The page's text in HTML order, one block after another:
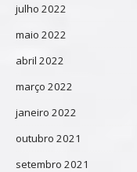
julho 2022
maio 2022
abril 2022
março 2022
janeiro 2022
outubro 2021
setembro 2021